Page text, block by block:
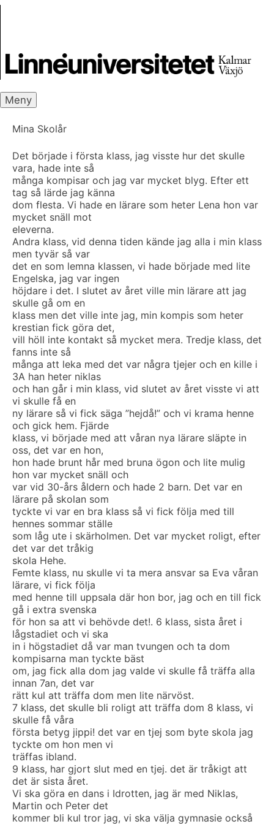
Meny
Mina Skolår
Det började i första klass, jag visste hur det skulle
vara, hade inte så
många kompisar och jag var mycket blyg. Efter ett
tag så lärde jag känna
dom flesta. Vi hade en lärare som heter Lena hon var
mycket snäll mot
eleverna.
Andra klass, vid denna tiden kände jag alla i min klass
men tyvär så var
det en som lemna klassen, vi hade började med lite
Engelska, jag var ingen
höjdare i det. I slutet av året ville min lärare att jag
skulle gå om en
klass men det ville inte jag, min kompis som heter
krestian fick göra det,
vill höll inte kontakt så mycket mera. Tredje klass, det
fanns inte så
många att leka med det var några tjejer och en kille i
3A han heter niklas
och han går i min klass, vid slutet av året visste vi att
vi skulle få en
ny lärare så vi fick säga ”hejdå!” och vi krama henne
och gick hem. Fjärde
klass, vi började med att våran nya lärare släpte in
oss, det var en hon,
hon hade brunt hår med bruna ögon och lite mulig
hon var mycket snäll och
var vid 30-års åldern och hade 2 barn. Det var en
lärare på skolan som
tyckte vi var en bra klass så vi fick följa med till
hennes sommar ställe
som låg ute i skärholmen. Det var mycket roligt, efter
det var det tråkig
skola Hehe.
Femte klass, nu skulle vi ta mera ansvar sa Eva våran
lärare, vi fick följa
med henne till uppsala där hon bor, jag och en till fick
gå i extra svenska
för hon sa att vi behövde det!. 6 klass, sista året i
lågstadiet och vi ska
in i högstadiet då var man tvungen och ta dom
kompisarna man tyckte bäst
om, jag fick alla dom jag valde vi skulle få träffa alla
innan 7an, det var
rätt kul att träffa dom men lite närvöst.
7 klass, det skulle bli roligt att träffa dom 8 klass, vi
skulle få våra
första betyg jippi! det var en tjej som byte skola jag
tyckte om hon men vi
träffas ibland.
9 klass, har gjort slut med en tjej. det är tråkigt att
det är sista året.
Vi ska göra en dans i Idrotten, jag är med Niklas,
Martin och Peter det
kommer bli kul tror jag, vi ska välja gymnasie också